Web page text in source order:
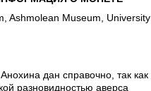
Ashmolean Museum, University
дан справочно, так как
разновидностью аверса